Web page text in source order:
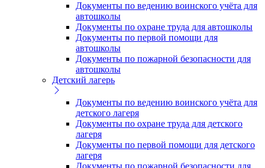
Документы по ведению воинского учёта для
автошколы
Документы по охране труда для автошколы
Документы по первой помощи для
автошколы
Документы по пожарной безопасности для
автошколы
Детский лагерь
Документы по ведению воинского учёта для
детского лагеря
Документы по охране труда для детского
лагеря
Документы по первой помощи для детского
лагеря
Документы по пожарной безопасности для